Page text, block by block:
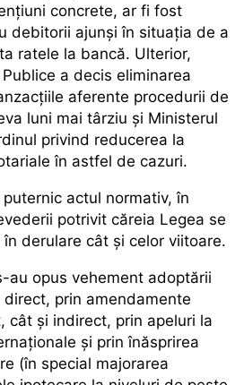
concrete, ar fi fost
debitorii ajunși în situația de a
ratele la bancă. Ulterior,
a decis eliminarea
aferente procedurii de
luni mai târziu și Ministerul
privind reducerea la
în astfel de cazuri.
actul normativ, în
potrivit căreia Legea se
derulare cât și celor viitoare.
au opus vehement adoptării
prin amendamente
cât și indirect, prin apeluri la
și prin înăsprirea
(în special majorarea